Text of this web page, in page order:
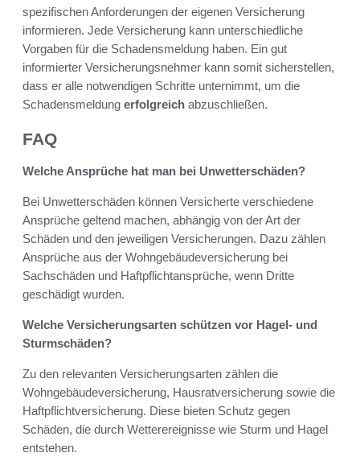
spezifischen Anforderungen der eigenen Versicherung
informieren. Jede Versicherung kann unterschiedliche
Vorgaben für die Schadensmeldung haben. Ein gut
informierter Versicherungsnehmer kann somit sicherstellen,
dass er alle notwendigen Schritte unternimmt, um die
Schadensmeldung erfolgreich abzuschließen.
FAQ
Welche Ansprüche hat man bei Unwetterschäden?
Bei Unwetterschäden können Versicherte verschiedene
Ansprüche geltend machen, abhängig von der Art der
Schäden und den jeweiligen Versicherungen. Dazu zählen
Ansprüche aus der Wohngebäudeversicherung bei
Sachschäden und Haftpflichtansprüche, wenn Dritte
geschädigt wurden.
Welche Versicherungsarten schützen vor Hagel- und
Sturmschäden?
Zu den relevanten Versicherungsarten zählen die
Wohngebäudeversicherung, Hausratversicherung sowie die
Haftpflichtversicherung. Diese bieten Schutz gegen
Schäden, die durch Wetterereignisse wie Sturm und Hagel
entstehen.